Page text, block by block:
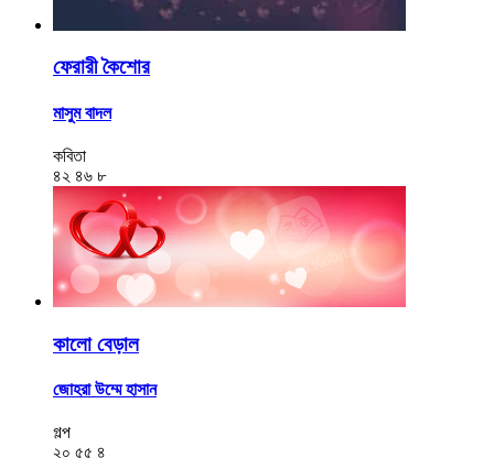
ফেরারী কৈশোর
মাসুম বাদল
কবিতা
৪২ ৪৬ ৮
কালো বেড়াল
জোহরা উম্মে হাসান
গল্প
২০ ৫৫ ৪